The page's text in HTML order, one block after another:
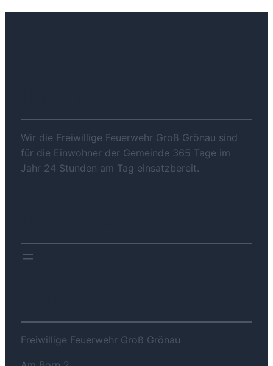
Wir die Freiwillige Feuerwehr Groß Grönau sind
für die Einwohner der Gemeinde 365 Tage im
Jahr 24 Stunden am Tag einsatzbereit.
Freiwillige Feuerwehr Groß Grönau